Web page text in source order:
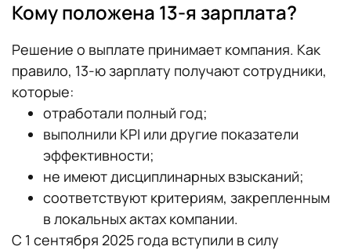
Кому положена 13-я зарплата?
Решение о выплате принимает компания. Как
правило, 13-ю зарплату получают сотрудники,
которые:
отработали полный год;
выполнили KPI или другие показатели
эффективности;
не имеют дисциплинарных взысканий;
соответствуют критериям, закрепленным
в локальных актах компании.
С 1 сентября 2025 года вступили в силу